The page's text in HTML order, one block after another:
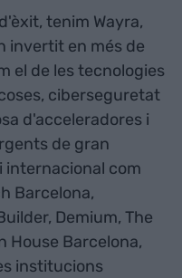
tenim Wayra,
invertit en més de
el de les tecnologies
ciberseguretat
d'acceleradores i
de gran
internacional com
Barcelona,
Demium, The
House Barcelona,
institucions